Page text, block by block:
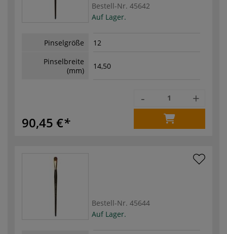
Bestell-Nr. 45642
Auf Lager.
Pinselgröße
12
Pinselbreite
(mm)
14,50
90,45 €
- +
Bestell-Nr. 45644
Auf Lager.